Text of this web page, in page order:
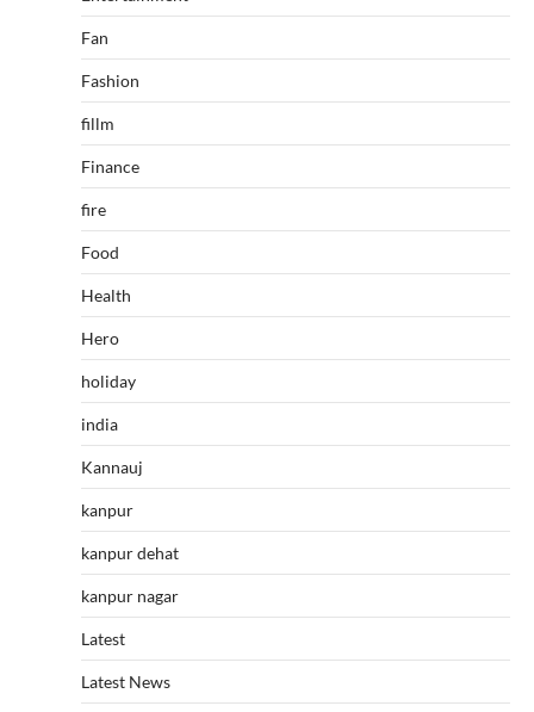
Fan
Fashion
fillm
Finance
fire
Food
Health
Hero
holiday
india
Kannauj
kanpur
kanpur dehat
kanpur nagar
Latest
Latest News